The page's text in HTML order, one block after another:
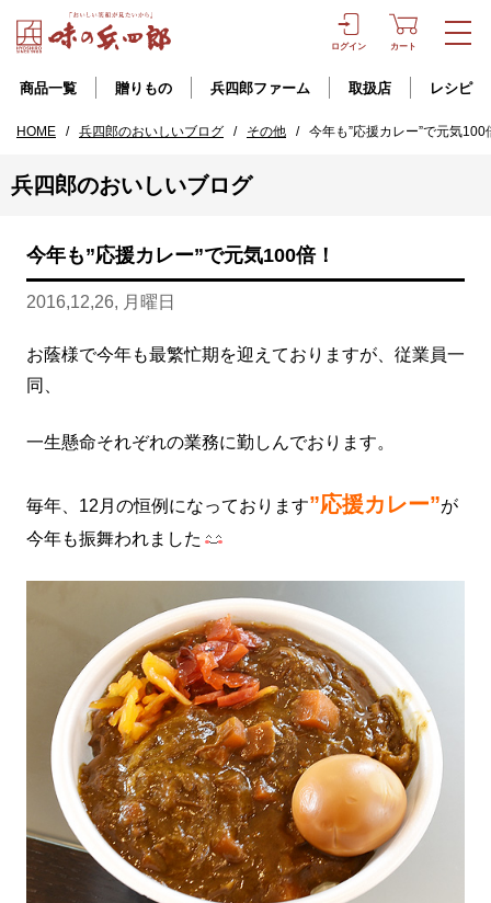
ログイン カート
商品一覧 贈りもの 兵四郎ファーム 取扱店 レシピ
HOME / 兵四郎のおいしいブログ / その他 / 今年も”応援カレー”で元気100
兵四郎のおいしいブログ
今年も”応援カレー”で元気100倍！
2016,12,26, 月曜日
お蔭様で今年も最繁忙期を迎えておりますが、従業員一
同、
一生懸命それぞれの業務に勤しんでおります。
毎年、12月の恒例になっております”応援カレー”が
今年も振舞われました